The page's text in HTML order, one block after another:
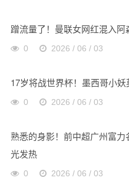
蹭流量了！曼联女网红混入阿
0 2026 / 06 / 03
17岁将战世界杯！墨西哥小妖
0 2026 / 06 / 03
熟悉的身影！前中超广州富
光发热
0 2026 / 06 / 03